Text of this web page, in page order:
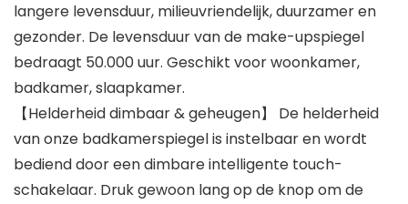
langere levensduur, milieuvriendelijk, duurzamer en
gezonder. De levensduur van de make-upspiegel
bedraagt 50.000 uur. Geschikt voor woonkamer,
badkamer, slaapkamer.
【Helderheid dimbaar & geheugen】 De helderheid
van onze badkamerspiegel is instelbaar en wordt
bediend door een dimbare intelligente touch-
schakelaar. Druk gewoon lang op de knop om de